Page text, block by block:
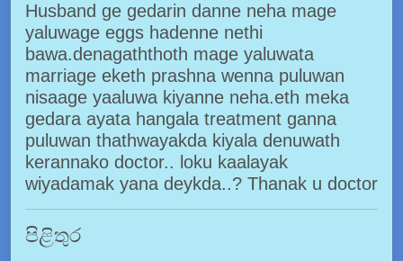
Husband ge gedarin danne neha mage
yaluwage eggs hadenne nethi
bawa.denagaththoth mage yaluwata
marriage eketh prashna wenna puluwan
nisaage yaaluwa kiyanne neha.eth meka
gedara ayata hangala treatment ganna
puluwan thathwayakda kiyala denuwath
kerannako doctor.. loku kaalayak
wiyadamak yana deykda..? Thanak u doctor
පිළිතුර